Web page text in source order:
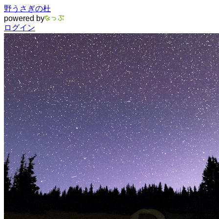
野うさぎの杜
powered by
ログイン